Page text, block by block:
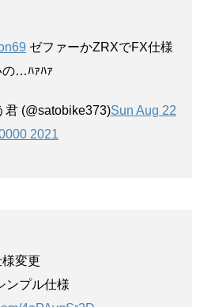
ゼファーかZRXでFX仕様
の…ﾊｧﾊｧ
(@satobike373)Sun Aug 22
2021
変更
ンプル仕様